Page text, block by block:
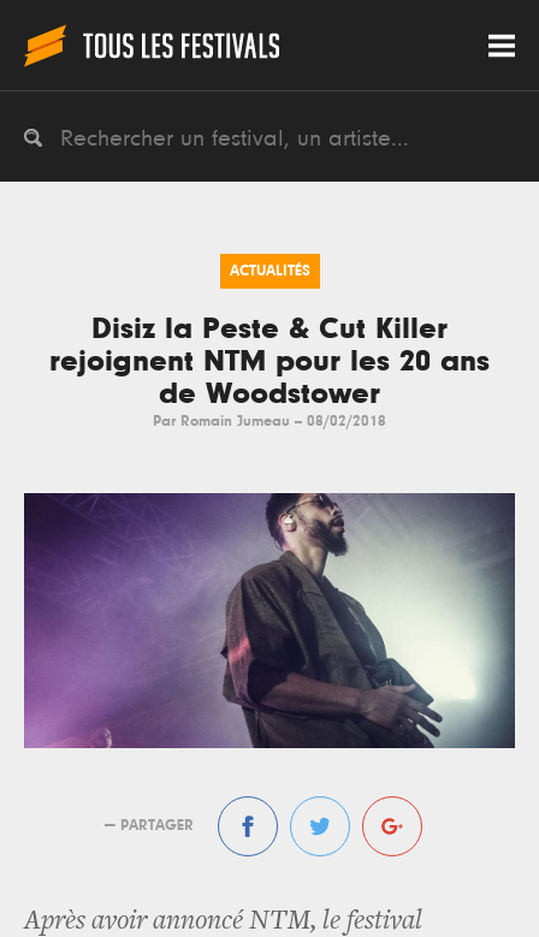
ACTUALITÉS
Disiz la Peste & Cut Killer
rejoignent NTM pour les 20 ans
de Woodstower
Par Romain Jumeau -- 08/02/2018
— PARTAGER
Après avoir annoncé NTM, le festival